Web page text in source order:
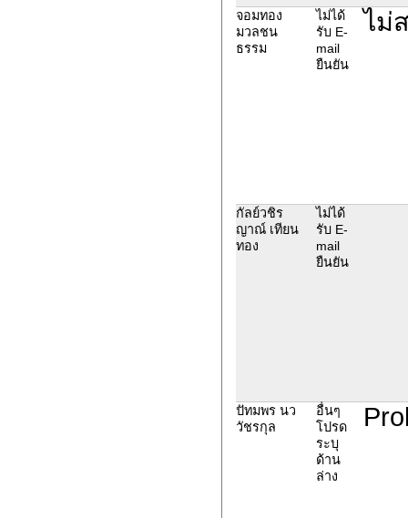
จอมทอง
มวลชน
ธรรม
ไม่ได้
รับ E-
mail
ยืนยัน
ไม่
กัลย์วชิร
ญาณ์ เทียน
ทอง
ไม่ได้
รับ E-
mail
ยืนยัน
ปัทมพร นว
วัชรกุล
อื่นๆ
โปรด
ระบุ
ด้าน
ล่าง